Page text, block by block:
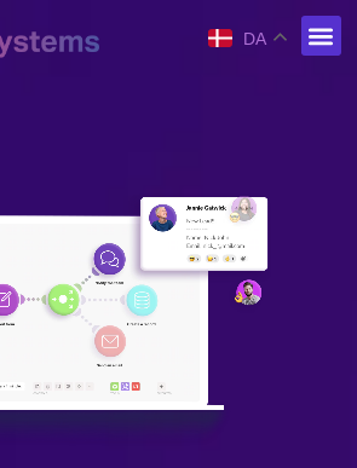
DA